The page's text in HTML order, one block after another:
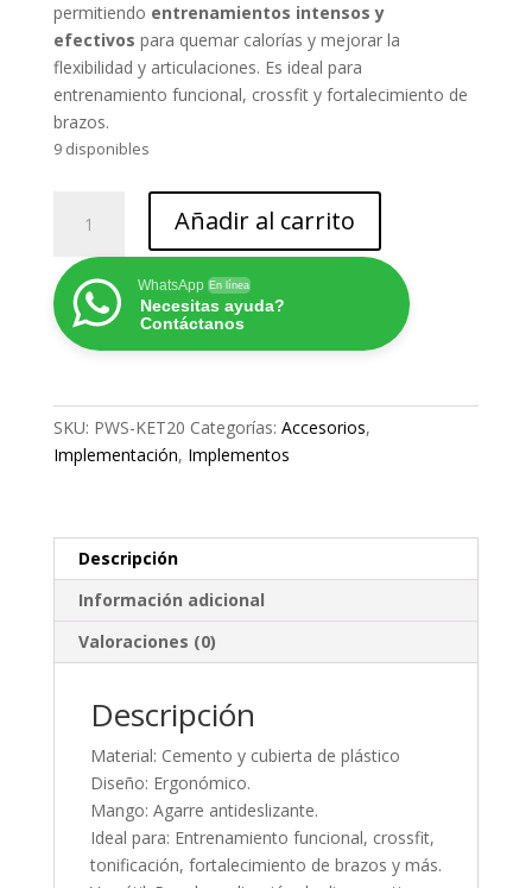
permitiendo entrenamientos intensos y
efectivos para quemar calorías y mejorar la
flexibilidad y articulaciones. Es ideal para
entrenamiento funcional, crossfit y fortalecimiento de
brazos.
9 disponibles
PESA
RUSA
20
KG
Añadir al carrito
WhatsApp En línea
Necesitas ayuda?
Contáctanos
SKU: PWS-KET20 Categorías: Accesorios,
Implementación, Implementos
Descripción
Información adicional
Valoraciones (0)
Descripción
Material: Cemento y cubierta de plástico
Diseño: Ergonómico.
Mango: Agarre antideslizante.
Ideal para: Entrenamiento funcional, crossfit,
tonificación, fortalecimiento de brazos y más.